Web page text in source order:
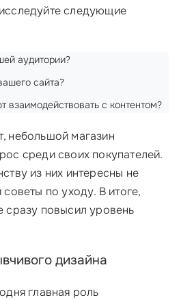
следующие
аудитории?
сайта?
взаимодействовать с контентом?
небольшой магазин
среди своих покупателей.
из них интересны не
по уходу. В итоге,
сразу повысил уровень
дизайна
главная роль